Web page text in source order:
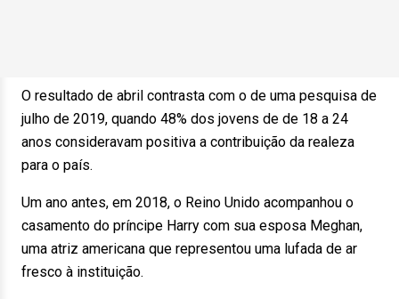
O resultado de abril contrasta com o de uma pesquisa de
julho de 2019, quando 48% dos jovens de de 18 a 24
anos consideravam positiva a contribuição da realeza
para o país.
Um ano antes, em 2018, o Reino Unido acompanhou o
casamento do príncipe Harry com sua esposa Meghan,
uma atriz americana que representou uma lufada de ar
fresco à instituição.